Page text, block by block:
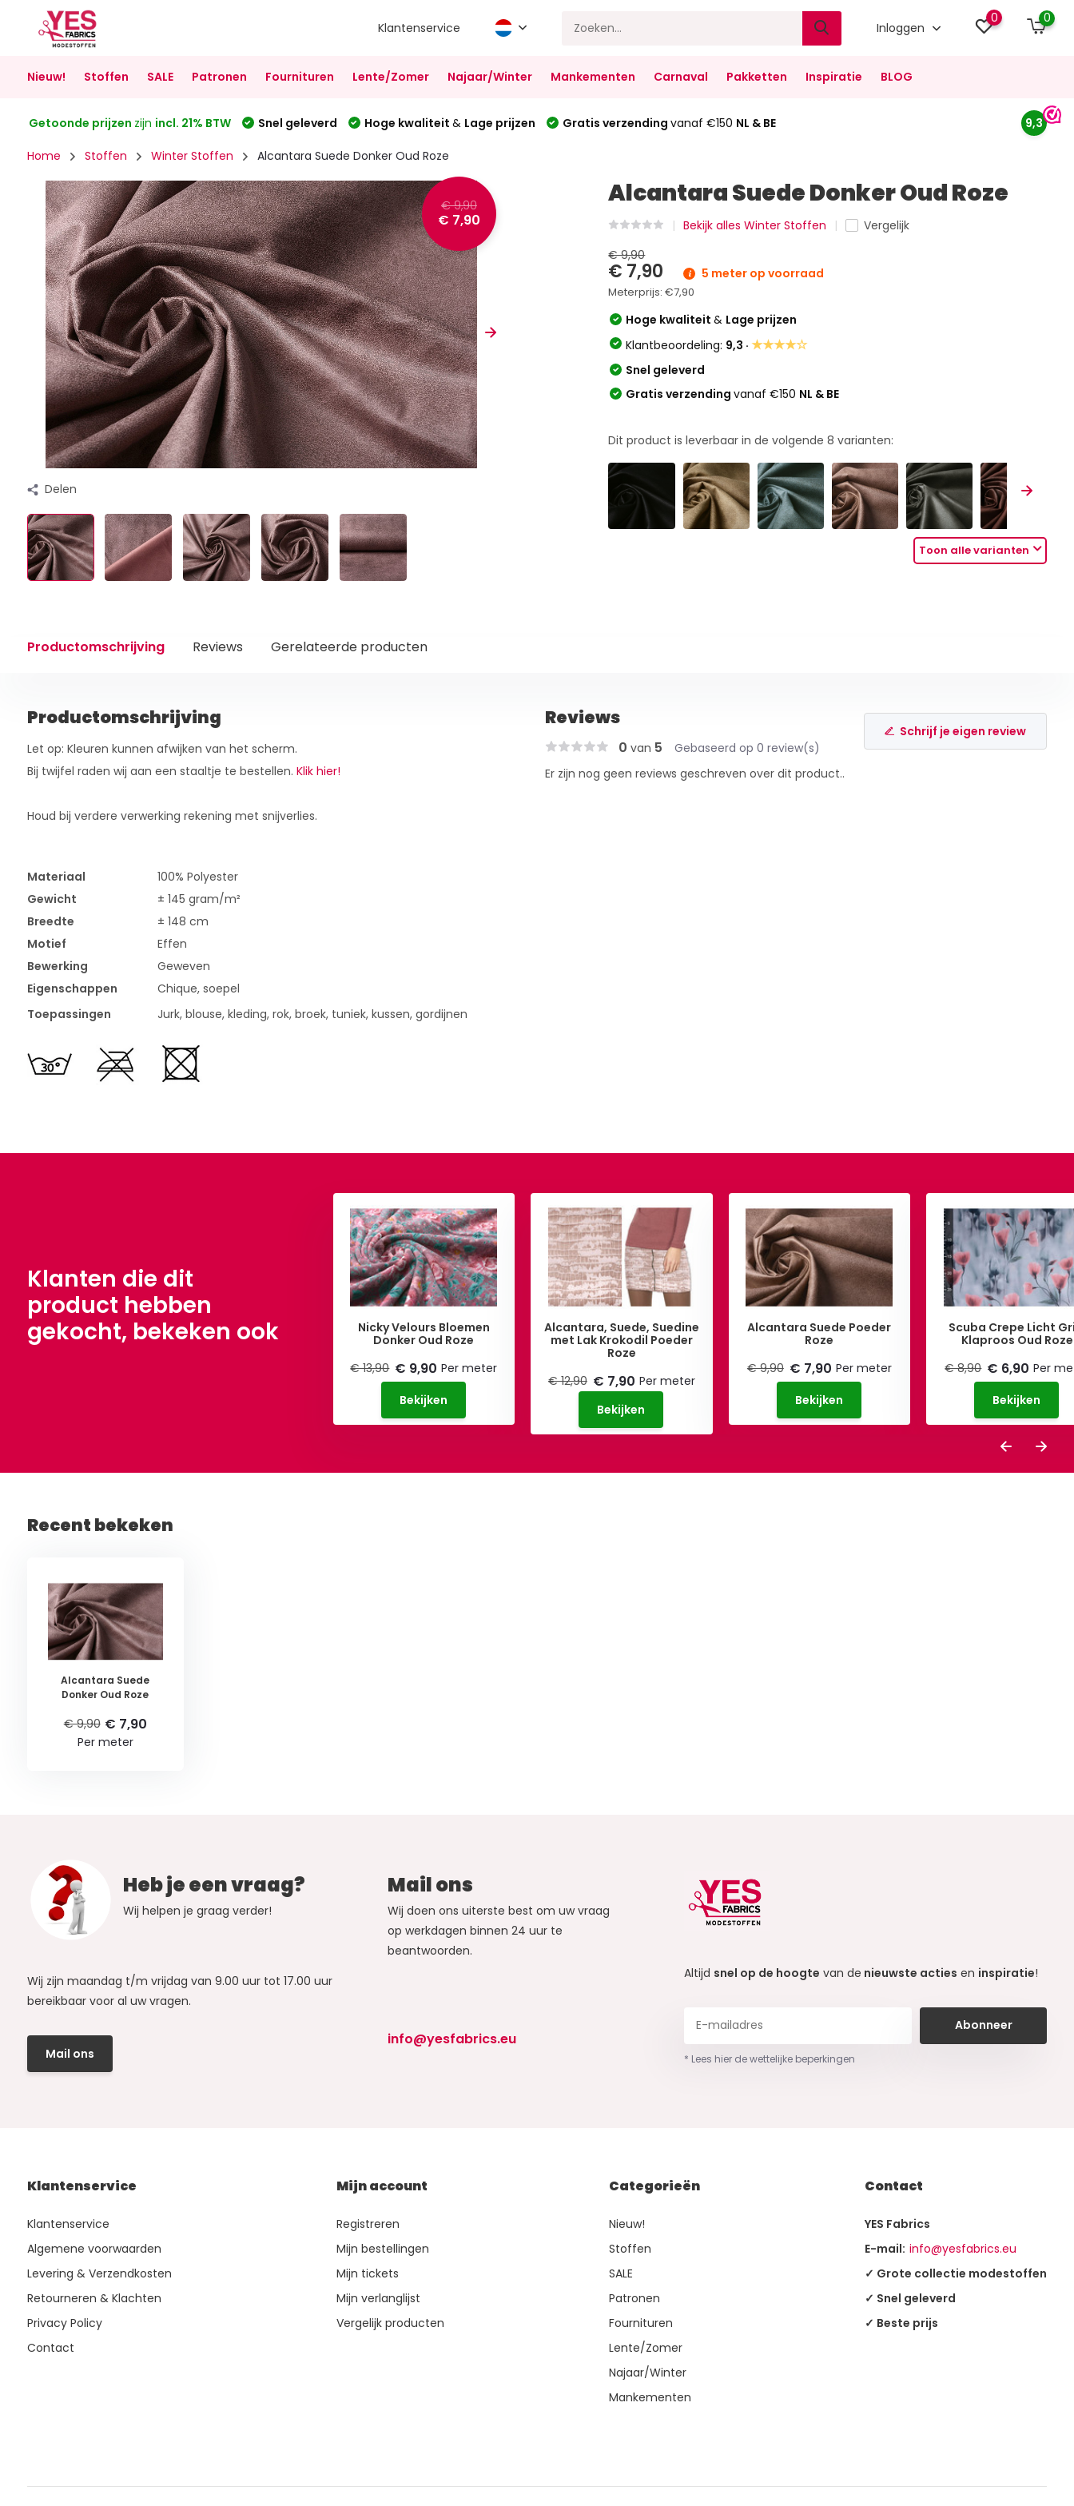
Klantenservice Inloggen
0 0
Nieuw! Stoffen SALE Patronen Fournituren Lente/Zomer Najaar/Winter Mankementen Carnaval Pakketten Inspiratie BLOG
Getoonde prijzen zijn incl. 21% BTW Snel geleverd Hoge kwaliteit & Lage prijzen Gratis verzending vanaf €150 NL & BE 9,3
Home Stoffen Winter Stoffen Alcantara Suede Donker Oud Roze
€ 9,90
€ 7,90
Delen
Alcantara Suede Donker Oud Roze
Bekijk alles Winter Stoffen
Vergelijk
€ 9,90
€ 7,90 5 meter op voorraad
Meterprijs:€7,90
Hoge kwaliteit& Lage prijzen
Klantbeoordeling: 9,3 ·★★★★☆
Snel geleverd
Gratis verzendingvanaf €150 NL & BE
Dit product is leverbaar in de volgende8 varianten:
Toon alle varianten
Productomschrijving Reviews Gerelateerde producten
Productomschrijving
Let op: Kleuren kunnen afwijken van het scherm.
Bij twijfel raden wij aan een staaltje te bestellen. Klik hier!
Houd bij verdere verwerking rekening met snijverlies.
Materiaal
100% Polyester
Gewicht
± 145 gram/m²
Breedte
± 148 cm
Motief
Effen
Bewerking
Geweven
Eigenschappen
Chique, soepel
Toepassingen
Jurk, blouse, kleding, rok, broek, tuniek, kussen, gordijnen
Reviews
0 van 5 Gebaseerd op 0 review(s)
Schrijf je eigen review
Er zijn nog geen reviews geschreven over dit product..
Klanten die dit
product hebben
gekocht, bekeken ook
Champagne
Roze
Gütermann Garen Polyester
Oud Roze 200 meter
Nicky Velours Bloemen
Donker Oud Roze
€ 13,90 € 9,90 Per meter
Bekijken
Alcantara, Suede, Suedine
met Lak Krokodil Poeder
Roze
€ 12,90 € 7,90 Per meter
Bekijken
Alcantara Suede Poeder
Roze
€ 9,90 € 7,90 Per meter
Bekijken
Scuba Crepe Licht
Klaproos Oud Roze
€ 8,90 € 6,90 Per
Bekijken
Recent bekeken
Alcantara Suede
Donker Oud Roze
€ 9,90 € 7,90
Per meter
Heb je een vraag?
Wij helpen je graag verder!
Wij zijn maandag t/m vrijdag van 9.00 uur tot 17.00 uur
bereikbaar voor al uw vragen.
Mail ons
Mail ons
Wij doen ons uiterste best om uw vraag
op werkdagen binnen 24 uur te
beantwoorden.
info@yesfabrics.eu
Altijd snel op de hoogte van de nieuwste acties en inspiratie!
Abonneer
* Lees hier de wettelijke beperkingen
Klantenservice
Klantenservice
Algemene voorwaarden
Levering & Verzendkosten
Retourneren & Klachten
Privacy Policy
Contact
Mijn account
Registreren
Mijn bestellingen
Mijn tickets
Mijn verlanglijst
Vergelijk producten
Categorieën
Nieuw!
Stoffen
SALE
Patronen
Fournituren
Lente/Zomer
Najaar/Winter
Mankementen
Contact
YES Fabrics
E-mail: info@yesfabrics.eu
✓ Grote collectie modestoffen
✓ Snel geleverd
✓ Beste prijs